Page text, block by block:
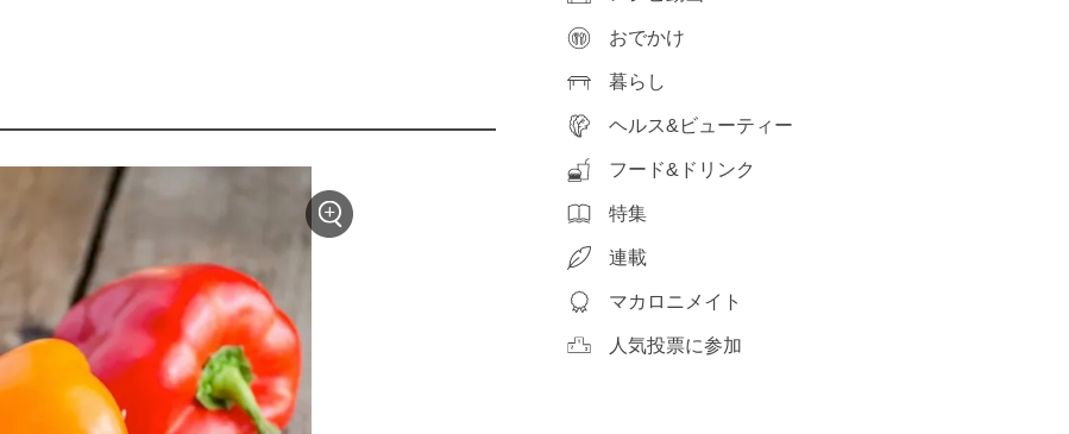
おでかけ
暮らし
ヘルス&ビューティー
フード&ドリンク
特集
連載
マカロニメイト
人気投票に参加